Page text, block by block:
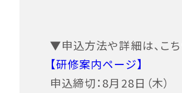
▼申込方法や詳細は、こち
【研修案内ページ】
申込締切：8月28日（木）